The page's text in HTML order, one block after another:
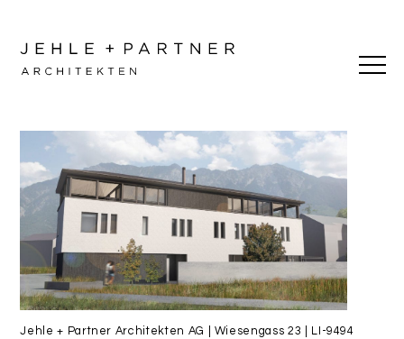
Jehle + Partner Architekten AG | Wiesengass 23 | LI-9494